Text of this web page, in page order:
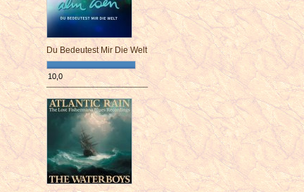
Du Bedeutest Mir Die Welt
10,0
¯¯¯¯¯¯¯¯¯¯¯¯¯¯¯¯¯¯¯¯¯¯¯¯